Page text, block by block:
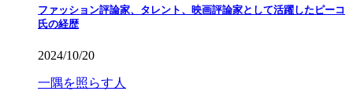
ファッション評論家、タレント、映画評論家として活躍したピーコ
氏の経歴
2024/10/20
一隅を照らす人